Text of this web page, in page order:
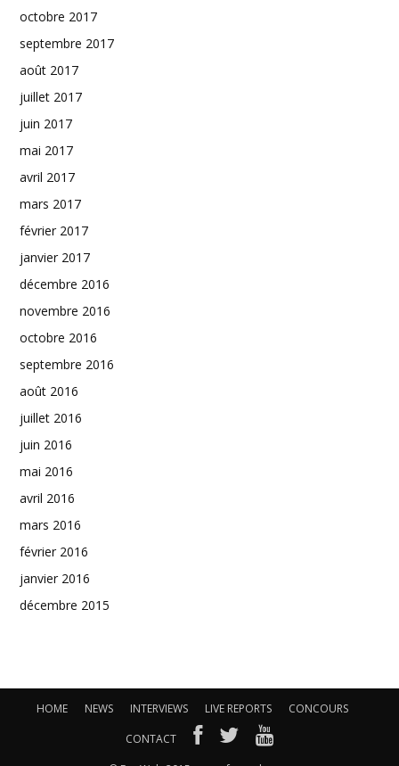
octobre 2017
septembre 2017
août 2017
juillet 2017
juin 2017
mai 2017
avril 2017
mars 2017
février 2017
janvier 2017
décembre 2016
novembre 2016
octobre 2016
septembre 2016
août 2016
juillet 2016
juin 2016
mai 2016
avril 2016
mars 2016
février 2016
janvier 2016
décembre 2015
HOME NEWS INTERVIEWS LIVE REPORTS
CONCOURS
CONTACT